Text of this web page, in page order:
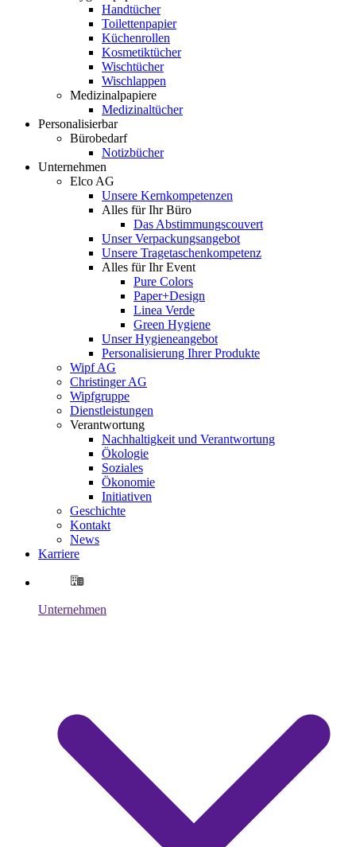
Handtücher
Toilettenpapier
Küchenrollen
Kosmetiktücher
Wischtücher
Wischlappen
Medizinalpapiere
Medizinaltücher
Personalisierbar
Bürobedarf
Notizbücher
Unternehmen
Elco AG
Unsere Kernkompetenzen
Alles für Ihr Büro
Das Abstimmungscouvert
Unser Verpackungsangebot
Unsere Tragetaschenkompetenz
Alles für Ihr Event
Pure Colors
Paper+Design
Linea Verde
Green Hygiene
Unser Hygieneangebot
Personalisierung Ihrer Produkte
Wipf AG
Christinger AG
Wipfgruppe
Dienstleistungen
Verantwortung
Nachhaltigkeit und Verantwortung
Ökologie
Soziales
Ökonomie
Initiativen
Geschichte
Kontakt
News
Karriere
Unternehmen